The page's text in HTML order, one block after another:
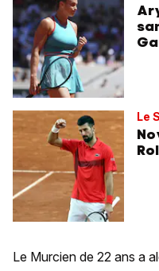
Le
Le Murcien de 22 ans a